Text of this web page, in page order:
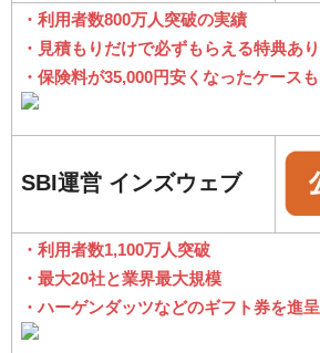
・利用者数800万人突破の実績
・見積もりだけで必ずもらえる特典あり
・保険料が35,000円安くなったケースも
SBI運営 インズウェブ
・利用者数1,100万人突破
・最大20社と業界最大規模
・ハーゲンダッツなどのギフト券を進呈